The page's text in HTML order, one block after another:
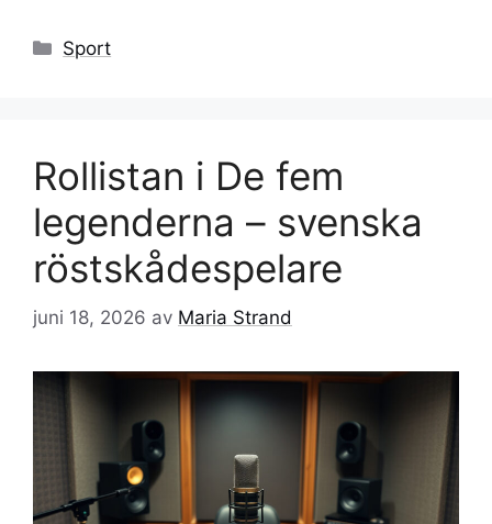
Kategorier
Sport
Rollistan i De fem
legenderna – svenska
röstskådespelare
juni 18, 2026 av Maria Strand